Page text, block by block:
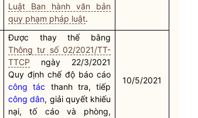
Luật Ban hành văn bản
quy phạm pháp luật.
Được thay thế bằng
Thông tư số 02/2021/TT-
TTCP ngày 22/3/2021
Quy định chế độ báo cáo
công tác thanh tra, tiếp
công dân, giải quyết khiếu
nại, tố cáo và phòng,
10/5/2021